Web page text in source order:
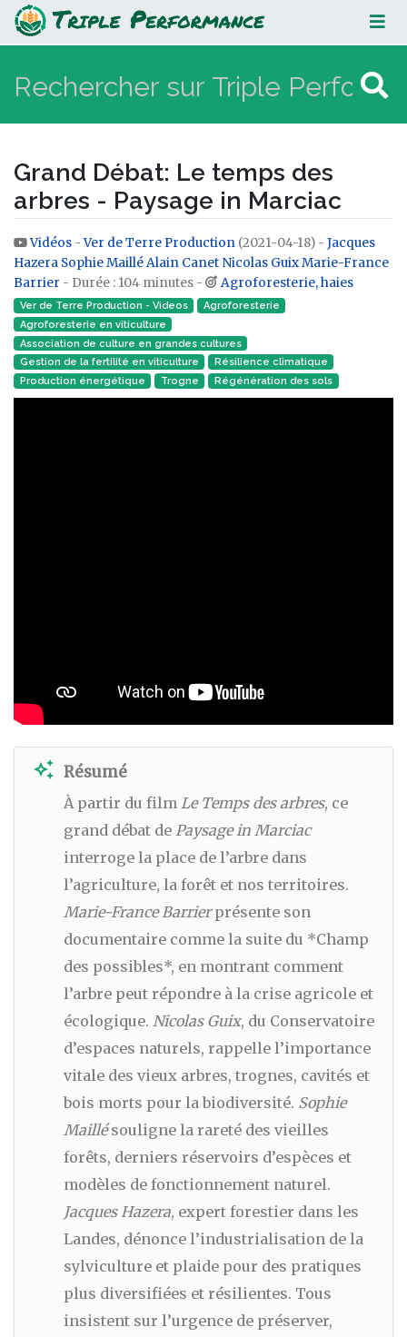
Grand Débat: Le temps des arbres -
Paysage in Marciac
Grand Débat: Le temps des
arbres - Paysage in Marciac
Aller à :navigation,rechercher
Vidéos -Ver de Terre Production (2021-04-18) - Jacques
Hazera Sophie MailléAlain Canet Nicolas GuixMarie-France
Barrier - Durée : 104 minutes - Agroforesterie, haies
Ver de Terre Production - Videos
Agroforesterie
Agroforesterie en viticulture
Association de culture en grandes cultures
Gestion de la fertilité en viticulture
Résilience climatique
Production énergétique
Trogne Régénération des sols
auto_awesome Résumé
À partir du film Le Temps des arbres, ce
grand débat de Paysage in Marciac
interroge la place de l’arbre dans
l’agriculture, la forêt et nos territoires.
Marie-France Barrierprésente son
documentaire comme la suite du *Champ
des possibles*, en montrant comment
l’arbre peut répondre à la crise agricole et
écologique. Nicolas Guix, du Conservatoire
d’espaces naturels, rappelle l’importance
vitale des vieux arbres, trognes, cavités et
bois morts pour la biodiversité. Sophie
Maillésouligne la rareté des vieilles
forêts, derniers réservoirs d’espèces et
modèles de fonctionnement naturel.
Jacques Hazera, expert forestier dans les
Landes, dénonce l’industrialisation de la
sylviculture et plaide pour des pratiques
plus diversifiées et résilientes. Tous
insistent sur l’urgence de préserver,